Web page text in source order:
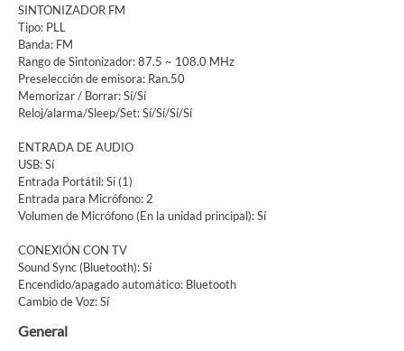
SINTONIZADOR FM
Tipo: PLL
Banda: FM
Rango de Sintonizador: 87.5 ~ 108.0 MHz
Preselección de emisora: Ran.50
Memorizar / Borrar: Sí/Sí
Reloj/alarma/Sleep/Set: Sí/Sí/Sí/Sí
ENTRADA DE AUDIO
USB: Sí
Entrada Portátil: Sí (1)
Entrada para Micrófono: 2
Volumen de Micrófono (En la unidad principal): Sí
CONEXIÓN CON TV
Sound Sync (Bluetooth): Sí
Encendido/apagado automático: Bluetooth
Cambio de Voz: Sí
General